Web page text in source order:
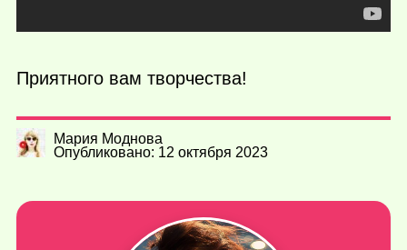
Приятного вам творчества!
Мария Моднова
Опубликовано: 12 октября 2023